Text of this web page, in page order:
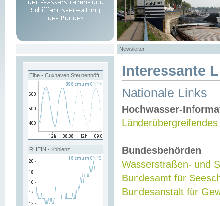
Newsletter
Elbe - Cuxhaven Steubenhöft
RHEIN - Koblenz
Interessante
Nationale Links
Hochwasser-
Bundesbehörden
Wasserstraßen- und
Bundesamt für
Bundesanstalt für